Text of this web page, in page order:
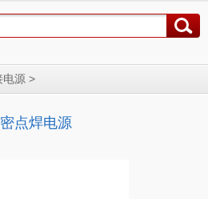
电源 >
点焊电源